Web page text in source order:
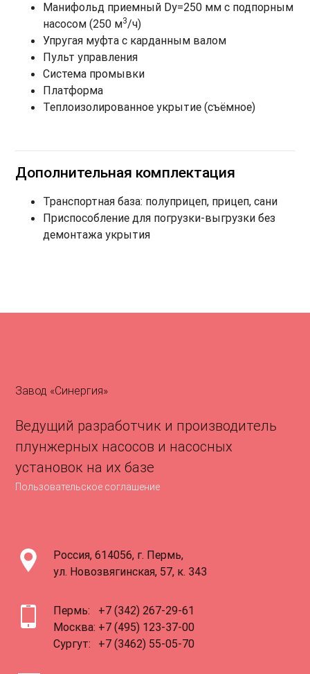
Манифольд приемный Dу=250 мм с подпорным
насосом (250 м3/ч)
Упругая муфта с карданным валом
Пульт управления
Система промывки
Платформа
Теплоизолированное укрытие (съёмное)
Дополнительная комплектация
Транспортная база: полуприцеп, прицеп, сани
Приспособление для погрузки-выгрузки без
демонтажа укрытия
Завод «Синергия»
Ведущий разработчик и производитель
плунжерных насосов и насосных
установок на их базе
Пользовательское соглашение
Россия, 614056, г. Пермь,
ул. Новозвягинская, 57, к. 343
Пермь:
+7 (342) 267-29-61
Москва: +7 (495) 123-37-00
Сургут:
+7 (3462) 55-05-70